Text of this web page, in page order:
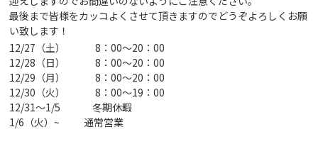
最後まで皆様をカッコよくさせて頂きますのでどうぞよろしくお願
い致します！
12/27（土） 8：00～20：00
12/28（日） 8：00～20：00
12/29（月） 8：00～20：00
12/30（火） 8：00～19：00
12/31～1/5 冬期休暇
1/6（火）~ 通常営業